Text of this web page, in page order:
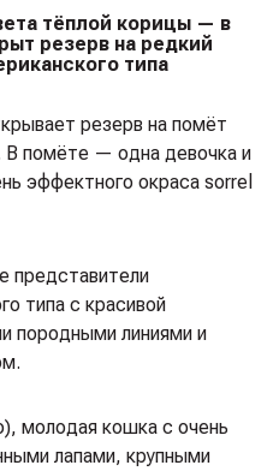
тёплой корицы — в
резерв на редкий
типа
резерв на помёт
помёте — одна девочка и
эффектного окраса sorrel
представители
типа с красивой
породными линиями и
молодая кошка с очень
лапами, крупными